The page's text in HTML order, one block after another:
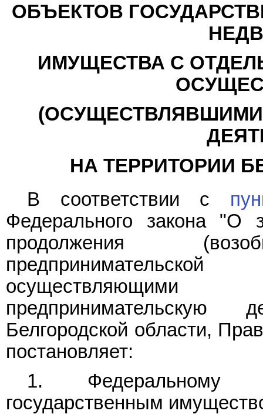
ОБЪЕКТОВ
ИМУЩЕСТВА С
НА ТЕРРИТОРИИ
В соответствии с
Федерального закона "О
продолжения
предпринимательскую
Белгородской области,
постановляет:
1. Федеральному
государственным